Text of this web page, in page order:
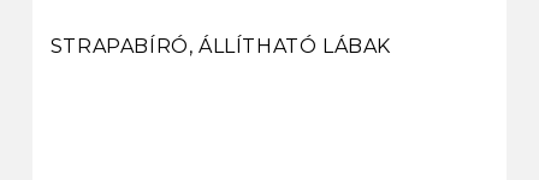
STRAPABÍRÓ, ÁLLÍTHATÓ LÁBAK